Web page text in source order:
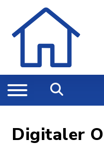
Digitaler